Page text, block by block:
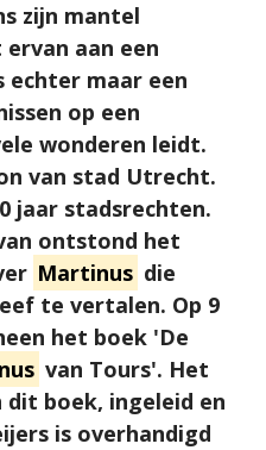
zijn mantel
aan een
echter maar een
op een
wonderen leidt.
van stad Utrecht.
jaar stadsrechten.
ontstond het
Martinus die
te vertalen. Op 9
het boek 'De
van Tours'. Het
boek, ingeleid en
is overhandigd